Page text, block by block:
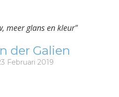
meer glans en kleur"
der Galien
Februari 2019